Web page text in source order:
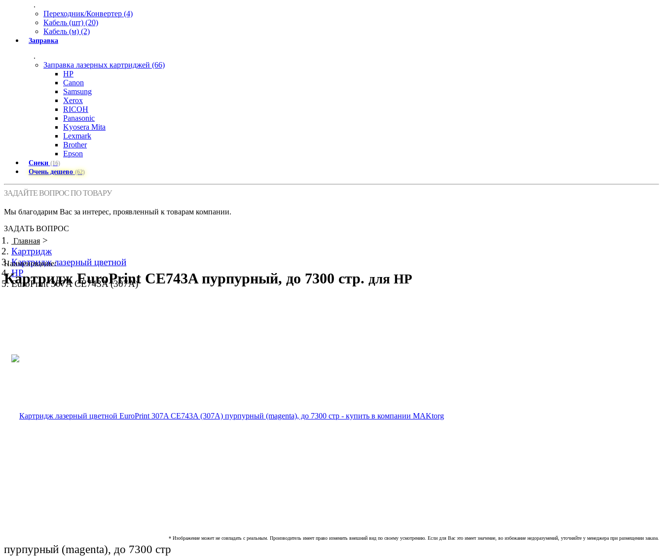
.
Переходник/Конвертер (4)
Кабель (шт) (20)
Кабель (м) (2)
Заправка
.
Заправка лазерных картриджей (66)
HP
Canon
Samsung
Xerox
RICOH
Panasonic
Kyosera Mita
Lexmark
Brother
Epson
Снеки (16)
Очень дешево(62)
ЗАДАЙТЕ ВОПРОС ПО ТОВАРУ
Мы благодарим Вас за интерес, проявленный к товарам компании.
ЗАДАТЬ ВОПРОС
Главная >
Картридж
Картридж лазерный цветной
HP
EuroPrint 307A CE743A (307A)
Наименование:
Картридж EuroPrint CE743A пурпурный, до 7300 стр. для HP
* Изображение может не совпадать с реальным. Производитель имеет право изменить внешний вид по своему усмотрению. Если для Вас это имеет значение, во избежание недоразумений, уточняйте у менеджера при размещении заказа.
пурпурный (magenta), до 7300 стр